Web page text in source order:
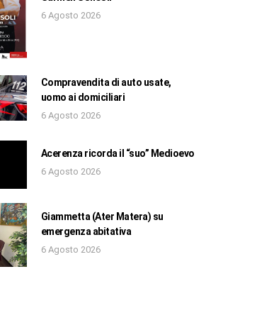
6 Agosto 2026
Compravendita di auto usate,
uomo ai domiciliari
6 Agosto 2026
Acerenza ricorda il “suo” Medioevo
6 Agosto 2026
Giammetta (Ater Matera) su
emergenza abitativa
6 Agosto 2026